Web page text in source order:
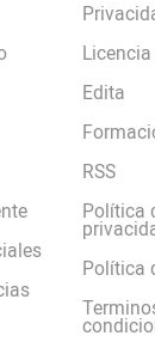
Edita
RSS
Política
Política